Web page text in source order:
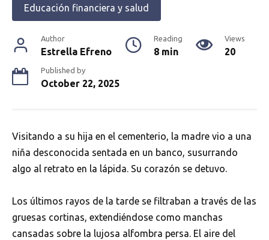
Educación financiera y salud
Author
Estrella Efreno
Reading
8 min
Views
20
Published by
October 22, 2025
Visitando a su hija en el cementerio, la madre vio a una
niña desconocida sentada en un banco, susurrando
algo al retrato en la lápida. Su corazón se detuvo.
Los últimos rayos de la tarde se filtraban a través de las
gruesas cortinas, extendiéndose como manchas
cansadas sobre la lujosa alfombra persa. El aire del